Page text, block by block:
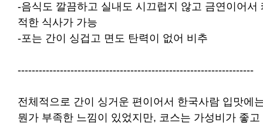
-음식도 깔끔하고 실내도 시끄럽지 않고 금연이어서
적한 식사가 가능
-포는 간이 싱겁고 면도 탄력이 없어 비추
-------------------------------------------------------------------
전체적으로 간이 싱거운 편이어서 한국사람 입맛에
뭔가 부족한 느낌이 있었지만, 코스는 가성비가 좋고